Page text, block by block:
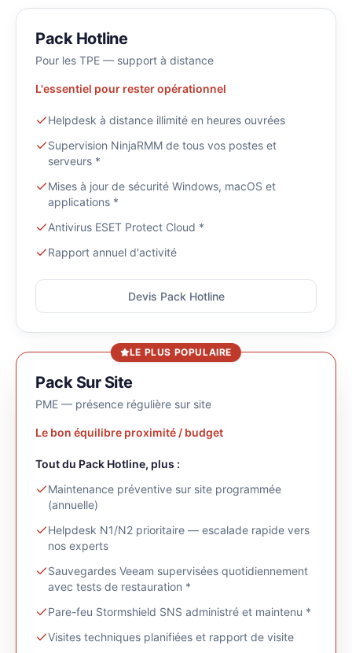
Pack Hotline
Pour les TPE — support à distance
L'essentiel pour rester opérationnel
Helpdesk à distance illimité en heures ouvrées
Supervision NinjaRMM de tous vos postes et
serveurs *
Mises à jour de sécurité Windows, macOS et
applications *
Antivirus ESET Protect Cloud *
Rapport annuel d'activité
Devis Pack Hotline
LE PLUS POPULAIRE
Pack Sur Site
PME — présence régulière sur site
Le bon équilibre proximité / budget
Tout du Pack Hotline, plus :
Maintenance préventive sur site programmée
(annuelle)
Helpdesk N1/N2 prioritaire — escalade rapide vers
nos experts
Sauvegardes Veeam supervisées quotidiennement
avec tests de restauration *
Pare-feu Stormshield SNS administré et maintenu *
Visites techniques planifiées et rapport de visite